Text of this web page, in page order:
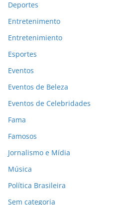
Deportes
Entretenimento
Entretenimiento
Esportes
Eventos
Eventos de Beleza
Eventos de Celebridades
Fama
Famosos
Jornalismo e Mídia
Música
Política Brasileira
Sem categoria